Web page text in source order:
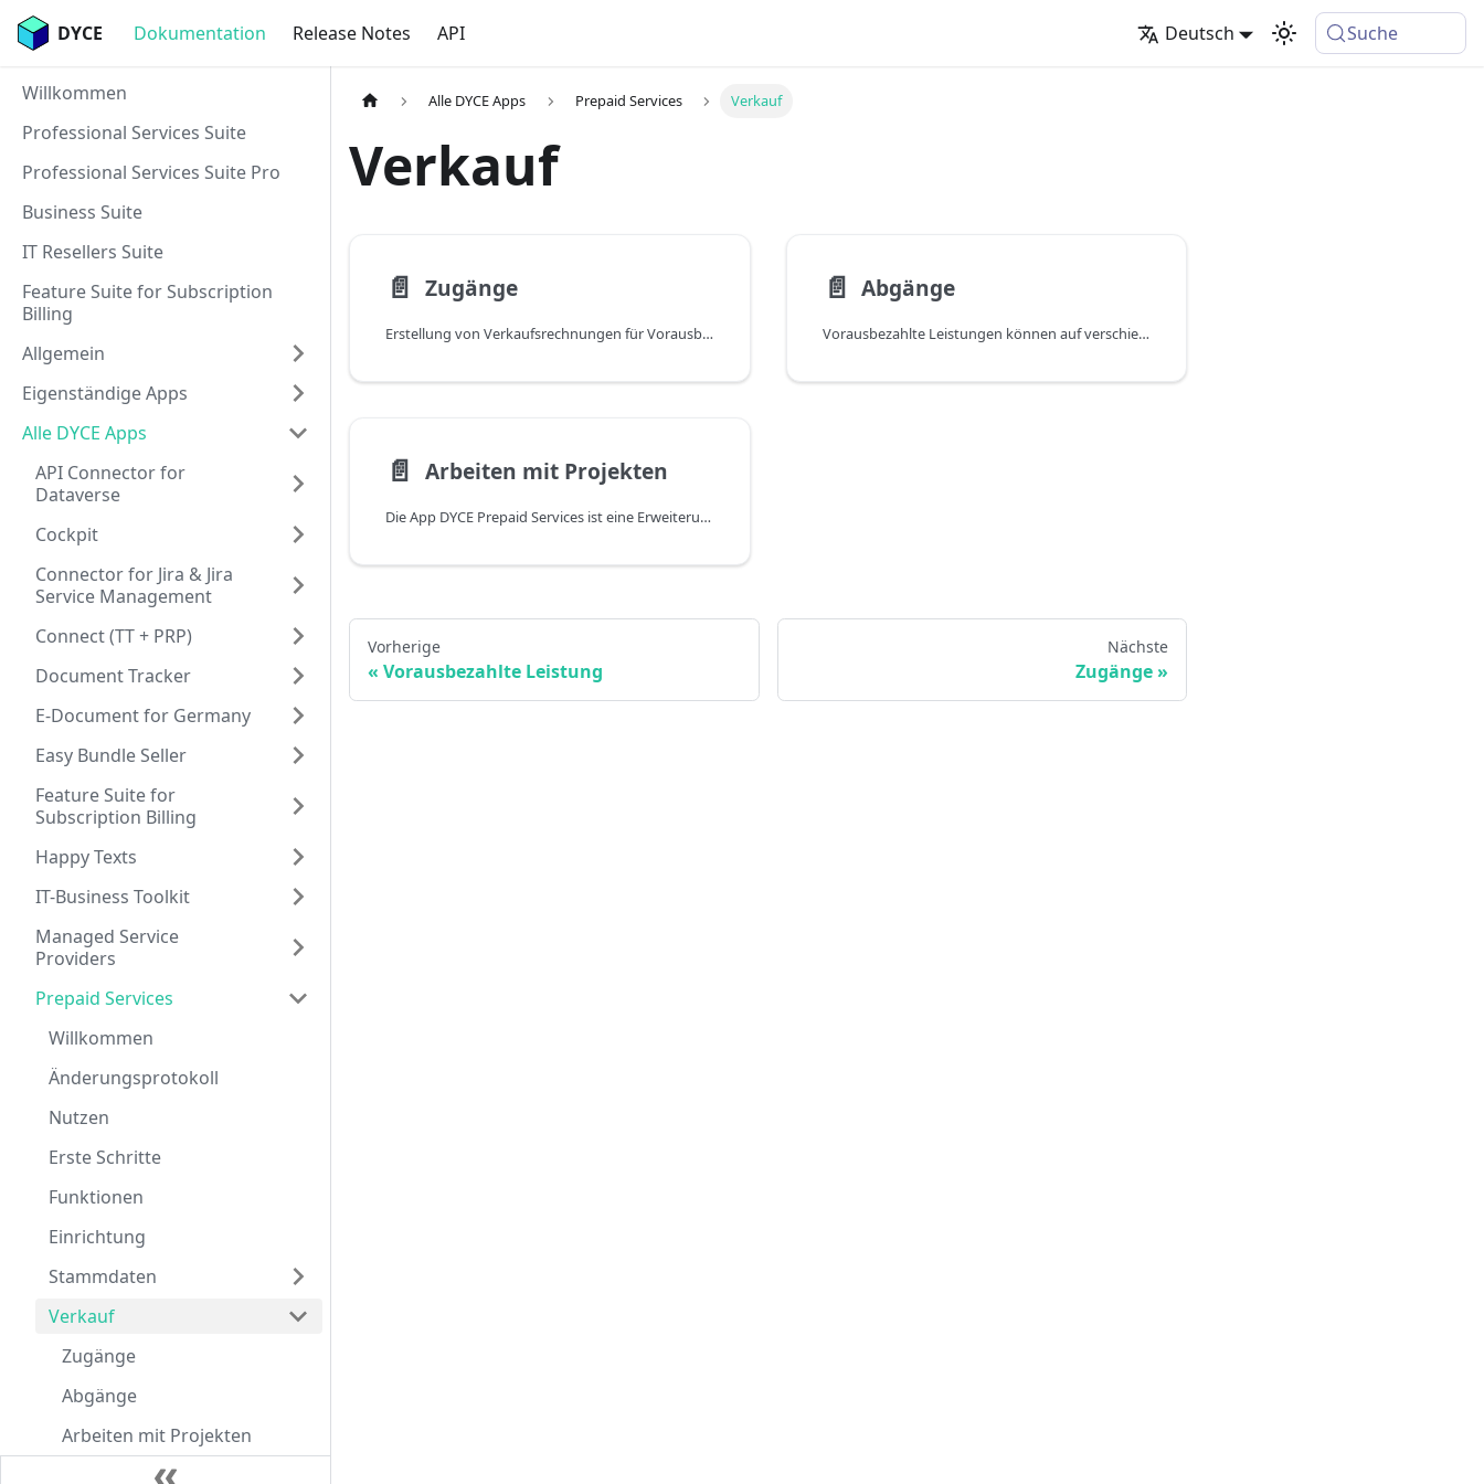
DYCE Dokumentation Release Notes API Deutsch Suche
Willkommen
Professional Services Suite
Professional Services Suite Pro
Business Suite
IT Resellers Suite
Feature Suite for Subscription
Billing
Allgemein
Eigenständige Apps
Alle DYCE Apps
API Connector for
Dataverse
Cockpit
Connector for Jira & Jira
Service Management
Connect (TT + PRP)
Document Tracker
E-Document for Germany
Easy Bundle Seller
Feature Suite for
Subscription Billing
Happy Texts
IT-Business Toolkit
Managed Service
Providers
Prepaid Services
Willkommen
Änderungsprotokoll
Nutzen
Erste Schritte
Funktionen
Einrichtung
Stammdaten
Verkauf
Zugänge
Abgänge
Arbeiten mit Projekten
Erstellung von Posten
Alle DYCE Apps Prepaid Services Verkauf
Verkauf
📄️ Zugänge
Erstellung von Verkaufsrechnungen für Vorausbezahlte Leistungen
📄️ Abgänge
Vorausbezahlte Leistungen können auf verschiedene Arten verwendet bzw. verbraucht werden. So können sie zu einen in Verkaufsaufträgen oder in Verkaufsrechnungen verwendet werden. Zum anderen können auch Dienstleistungen (die keinen Auftragsbezug haben) über Projekte gegen eine Vorausbezahlte Leistung berechnet werden.
📄️ Arbeiten mit Projekten
Die App DYCE Prepaid Services ist eine Erweiterung für DYCE Project Billing und ermöglicht die Nutzung von Vorausbezahlten Leistungen in Kombination mit Projekten. In DYCE Project Billing werden Projekte zur Zeiterfassung und Abrechnung aller Arten von Dienstleistungen und zur Integration in den Verkaufsbereich verwendet. Hintergründe zum Aufbau und zur Einstellung von Projekten werden in diesem Teil der DYCE Dokumentation erläutert.
Vorherige
Vorausbezahlte Leistung
Nächste
Zugänge